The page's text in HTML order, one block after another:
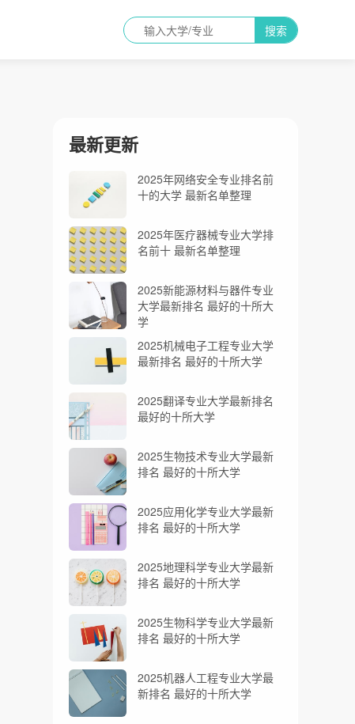
搜索
最新更新
2025年网络安全专业排名前
十的大学 最新名单整理
2025年医疗器械专业大学排
名前十 最新名单整理
2025新能源材料与器件专业
大学最新排名 最好的十所大
学
2025机械电子工程专业大学
最新排名 最好的十所大学
2025翻译专业大学最新排名
最好的十所大学
2025生物技术专业大学最新
排名 最好的十所大学
2025应用化学专业大学最新
排名 最好的十所大学
2025地理科学专业大学最新
排名 最好的十所大学
2025生物科学专业大学最新
排名 最好的十所大学
2025机器人工程专业大学最
新排名 最好的十所大学